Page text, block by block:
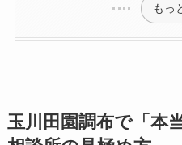
もっ
玉川田園調布で「本